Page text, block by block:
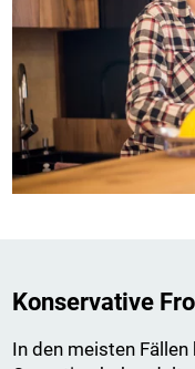
Konservative
In den meisten